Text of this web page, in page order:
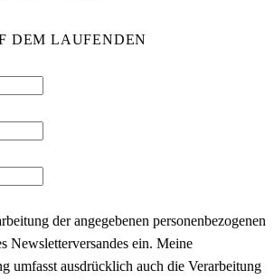
DEM LAUFENDEN
der angegebenen personenbezogenen
Newsletterversandes ein. Meine
umfasst ausdrücklich auch die Verarbeitung